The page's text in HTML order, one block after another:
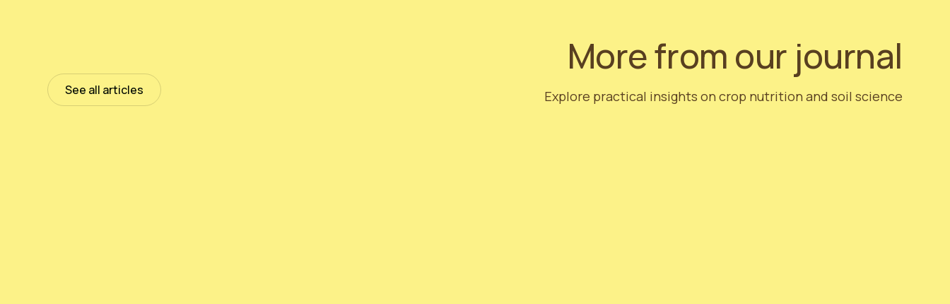
More from our journal
Explore practical insights on crop nutrition and soil science
See all articles